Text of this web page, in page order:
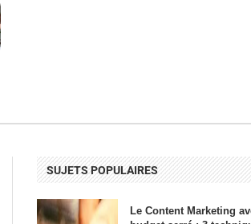
SUJETS POPULAIRES
Le Content Marketing